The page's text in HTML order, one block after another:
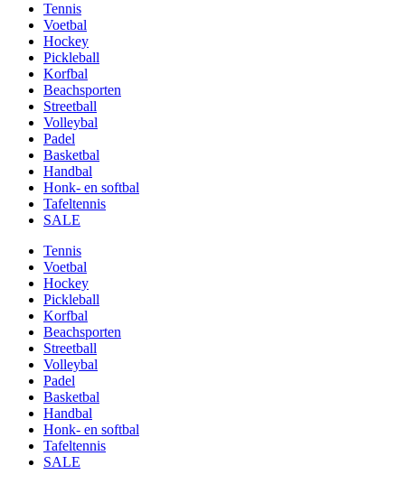
Tennis
Voetbal
Hockey
Pickleball
Korfbal
Beachsporten
Streetball
Volleybal
Padel
Basketbal
Handbal
Honk- en softbal
Tafeltennis
SALE
Tennis
Voetbal
Hockey
Pickleball
Korfbal
Beachsporten
Streetball
Volleybal
Padel
Basketbal
Handbal
Honk- en softbal
Tafeltennis
SALE